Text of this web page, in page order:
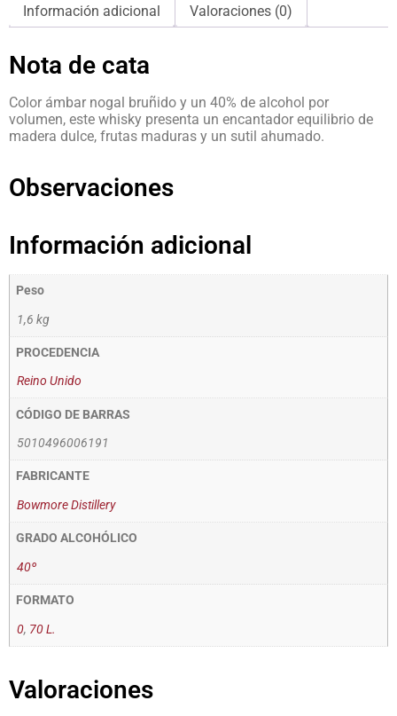
Información adicional
Valoraciones (0)
Nota de cata
Color ámbar nogal bruñido y un 40% de alcohol por
volumen, este whisky presenta un encantador equilibrio de
madera dulce, frutas maduras y un sutil ahumado.
Observaciones
Información adicional
Peso
1,6 kg
PROCEDENCIA
Reino Unido
CÓDIGO DE BARRAS
5010496006191
FABRICANTE
Bowmore Distillery
GRADO ALCOHÓLICO
40º
FORMATO
0, 70 L.
Valoraciones